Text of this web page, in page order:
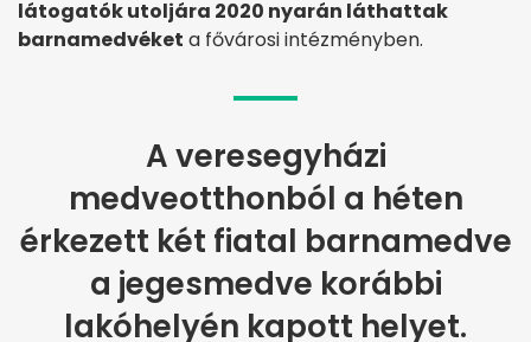
látogatók utoljára 2020 nyarán láthattak
barnamedvéket a fővárosi intézményben.
A veresegyházi
medveotthonból a héten
érkezett két fiatal barnamedve
a jegesmedve korábbi
lakóhelyén kapott helyet.